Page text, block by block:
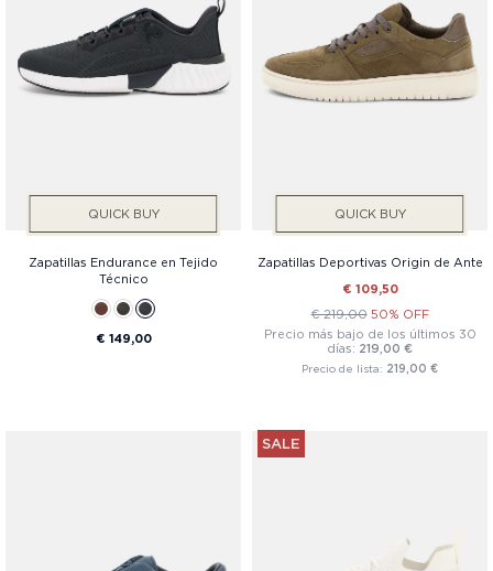
QUICK BUY
Zapatillas Endurance en Tejido
Técnico
€ 149,00
QUICK BUY
Zapatillas Deportivas Origin de Ante
€ 109,50
€ 219,00 50% OFF
Precio más bajo de los últimos 30
días: 219,00 €
Precio de lista: 219,00 €
SALE